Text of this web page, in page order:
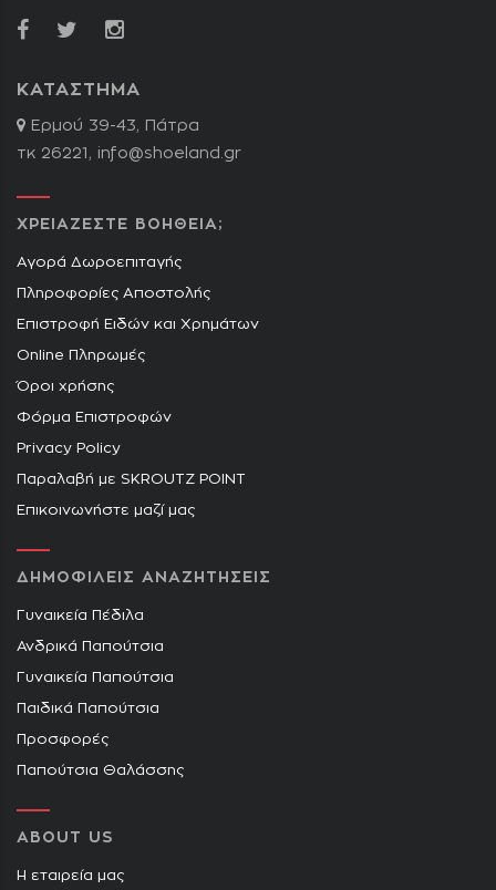
ΚΑΤΑΣΤΗΜΑ
Ερμού 39-43, Πάτρα
τκ 26221, info@shoeland.gr
ΧΡΕΙΑΖΕΣΤΕ ΒΟΗΘΕΙΑ;
Αγορά Δωροεπιταγής
Πληροφορίες Αποστολής
Επιστροφή Ειδών και Χρημάτων
Online Πληρωμές
Όροι χρήσης
Φόρμα Επιστροφών
Privacy Policy
Παραλαβή με SKROUTZ POINT
Επικοινωνήστε μαζί μας
ΔΗΜΟΦΙΛΕΙΣ ΑΝΑΖΗΤΗΣΕΙΣ
Γυναικεία Πέδιλα
Ανδρικά Παπούτσια
Γυναικεία Παπούτσια
Παιδικά Παπούτσια
Προσφορές
Παπούτσια Θαλάσσης
ABOUT US
Η εταιρεία μας